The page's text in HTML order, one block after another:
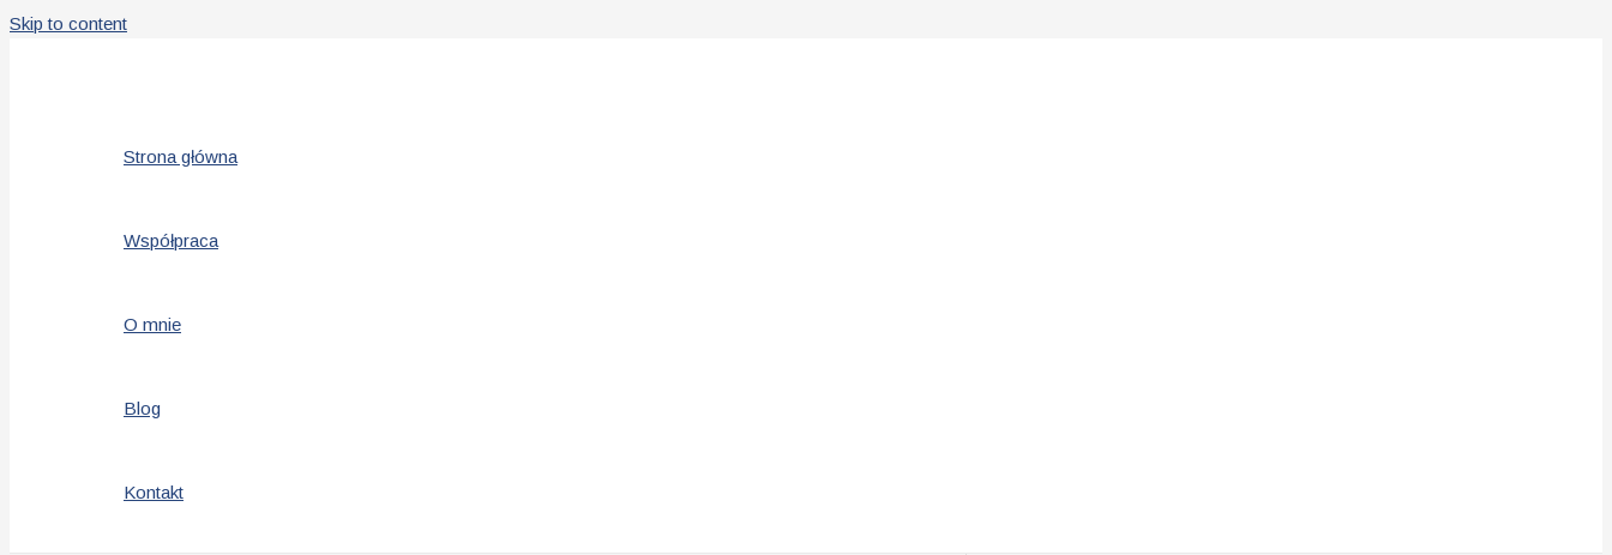
Skip to content
Strona główna
Współpraca
O mnie
Blog
Kontakt